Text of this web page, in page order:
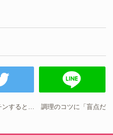
ンすると… 調理のコツに「盲点だ